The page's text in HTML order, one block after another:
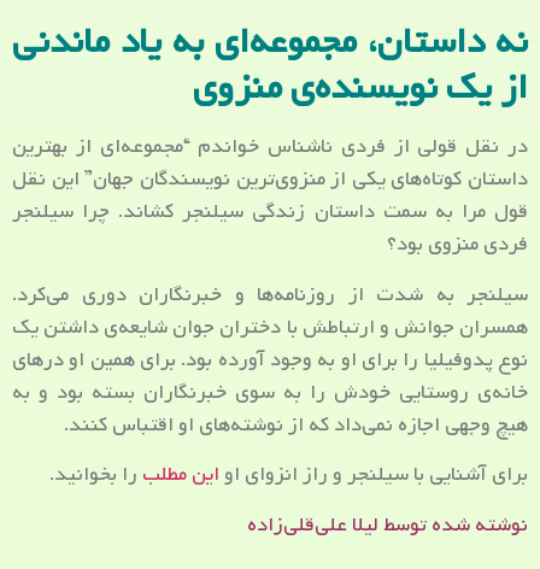
نه داستان، مجموعه‌ای به یاد ماندنی
از یک نویسنده‌ی منزوی
در نقل قولی از فردی ناشناس خواندم “مجموعه‌ای از بهترین
داستان کوتاه‌های یکی از منزوی‌ترین نویسندگان جهان” این نقل
قول مرا به سمت داستان زندگی سیلنجر کشاند. چرا سیلنجر
فردی منزوی بود؟
سیلنجر به شدت از روزنامه‌ها و خبرنگاران دوری می‌کرد.
همسران جوانش و ارتباطش با دختران جوان شایعه‌ی داشتن یک
نوع پدوفیلیا را برای او به وجود آورده بود. برای همین او درهای
خانه‌ی روستایی خودش را به سوی خبرنگاران بسته بود و به
هیچ وجهی اجازه نمی‌داد که از نوشته‌های او اقتباس کنند.
برای آشنایی با سیلنجر و راز انزوای اواین مطلب را بخوانید.
نوشته شده توسط لیلا علی‌قلی‌زاده